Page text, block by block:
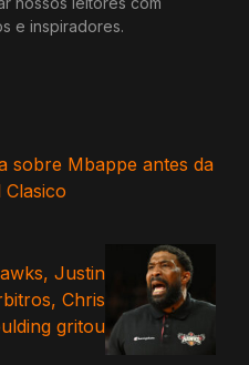
e inspiradores.
sobre Mbappe antes da
Justin
Chris
gritou